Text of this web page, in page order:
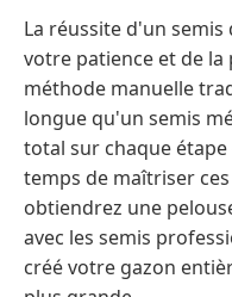
La réussite d'un
votre patience et de la
méthode manuelle
longue qu'un semis
total sur chaque
temps de maîtriser
obtiendrez une
avec les semis
créé votre gazon